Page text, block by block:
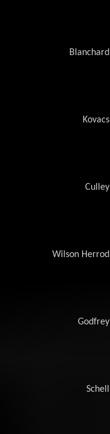
Blanchard
Kovacs
Culley
Wilson Herrod
Godfrey
Schell